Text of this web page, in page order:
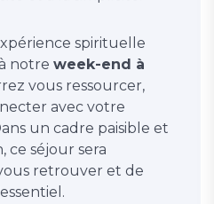
spirituelle
notre week-end à
vous ressourcer,
avec votre
un cadre paisible et
ce séjour sera
retrouver et de